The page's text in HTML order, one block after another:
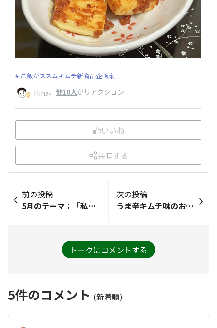
ご飯がススムキムチ新商品企画案
Hina、 他10人がリアクション
いいね
共有する
前の投稿
5月のテーマ：「私の自慢のお母さん💐」母は裁縫が得意で、衣類の綻び等、いつも補修していました。 私の子どもが幼稚園に入園する際、手提げバッグやランチョンマットなど、既製品ではなく手作り品を推奨していて、困って母に相談したところ、「孫のために」と、すぐに作ってくれました👝 ほかにも、例を挙げるとキリがなく…お母さん、いつも支えてくれて、ありがとう💐💐
次の投稿
うま辛キムチ味のお菓子のモニターが当選🎯したようです🌶️とても楽しみです😊✨️
トークにコメントする
5件のコメント (新着順)